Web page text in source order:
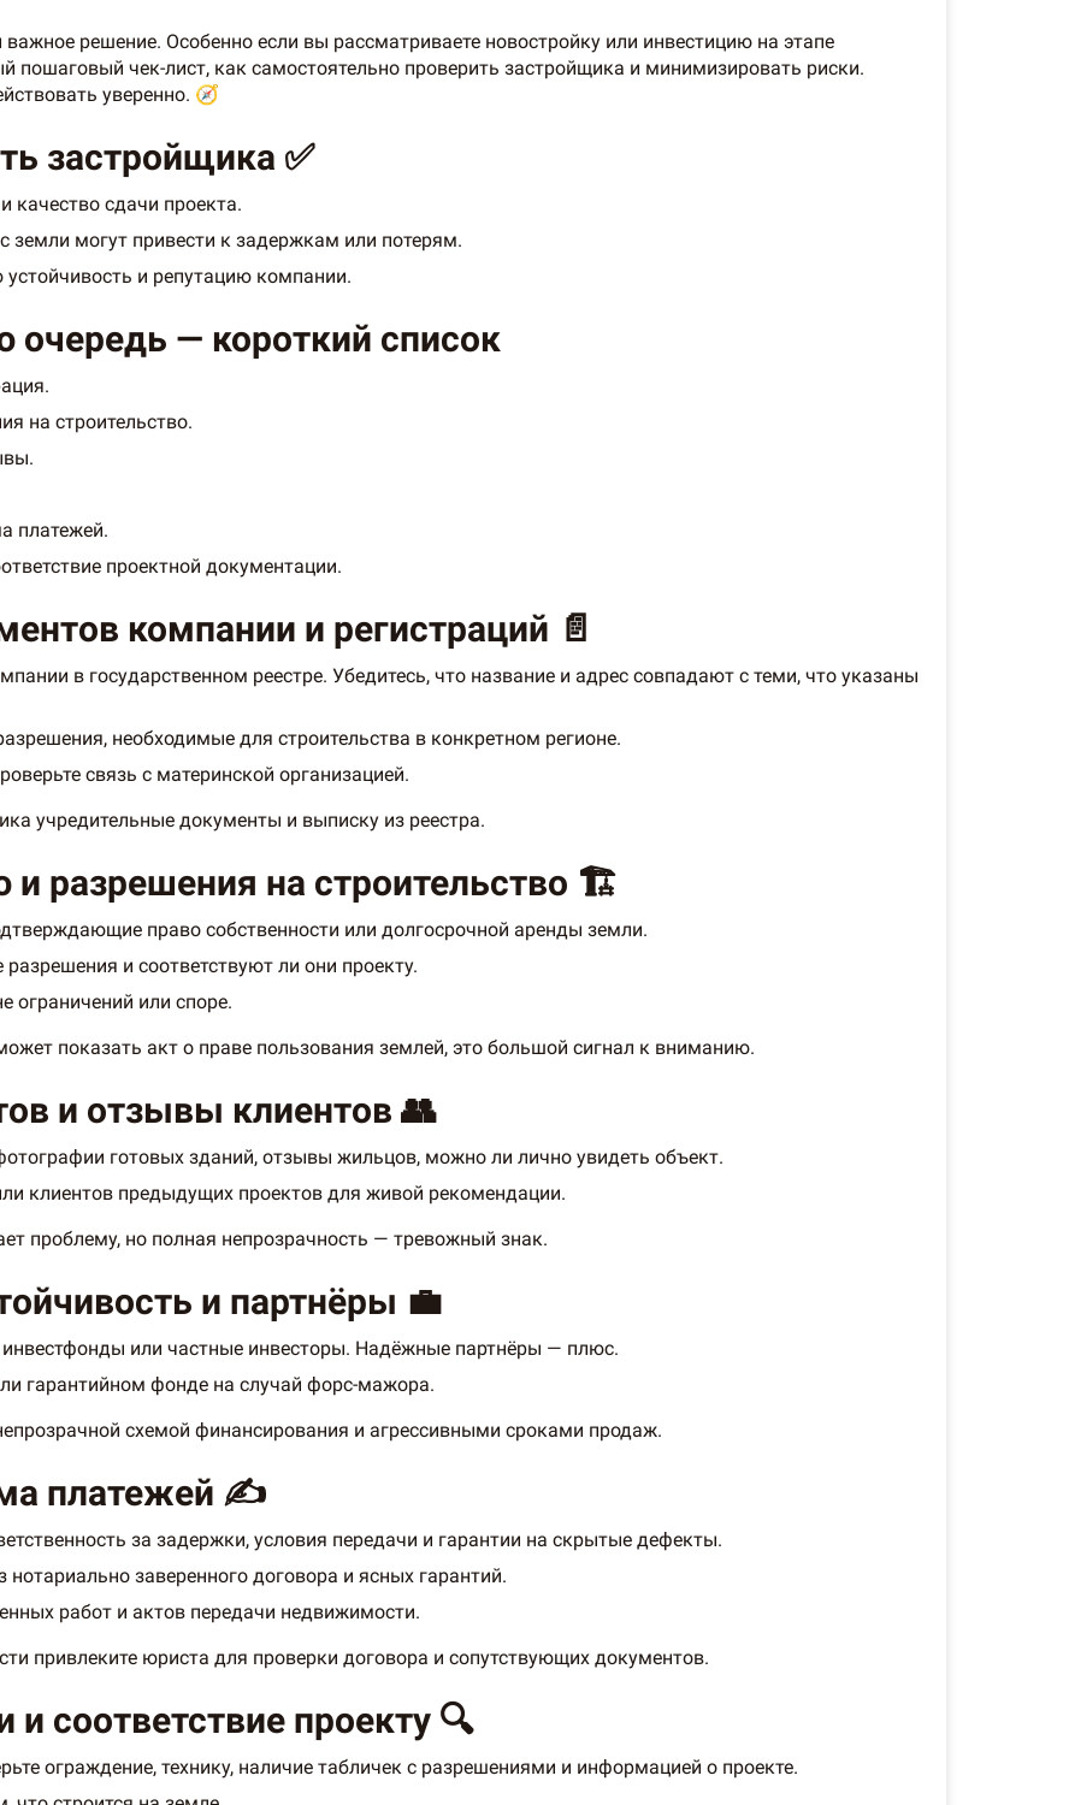
решение. Особенно если вы рассматриваете новостройку или инвестицию на этапе
пошаговый чек-лист, как самостоятельно проверить застройщика и минимизировать риски.
уверенно. 🧭
застройщика ✅
качество сдачи проекта.
могут привести к задержкам или потерям.
и репутацию компании.
очередь — короткий список
на строительство.
платежей.
проектной документации.
компании и регистраций 📄
в государственном реестре. Убедитесь, что название и адрес совпадают с теми, что указаны
необходимые для строительства в конкретном регионе.
связь с материнской организацией.
учредительные документы и выписку из реестра.
разрешения на строительство 🏗️
право собственности или долгосрочной аренды земли.
и соответствуют ли они проекту.
ограничений или споре.
показать акт о праве пользования землей, это большой сигнал к вниманию.
и отзывы клиентов 👥
готовых зданий, отзывы жильцов, можно ли лично увидеть объект.
клиентов предыдущих проектов для живой рекомендации.
проблему, но полная непрозрачность — тревожный знак.
и партнёры 💼
инвестфонды или частные инвесторы. Надёжные партнёры — плюс.
гарантийном фонде на случай форс-мажора.
схемой финансирования и агрессивными сроками продаж.
платежей ✍️
за задержки, условия передачи и гарантии на скрытые дефекты.
заверенного договора и ясных гарантий.
работ и актов передачи недвижимости.
привлеките юриста для проверки договора и сопутствующих документов.
соответствие проекту 🔍
ограждение, технику, наличие табличек с разрешениями и информацией о проекте.